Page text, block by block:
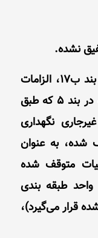
نشده.
6- به استثنای مورد توصیف‌شده در بند ب17، الزامات
این استاندارد برای منافع اشاره‌ شده در بند 5 که طبق
31 داراییهای غیرجاری نگهداری‌
به عنوان
متوقف‌ شده
طبقه‌ بند‌ی‌
قرار می‌گیرد)،